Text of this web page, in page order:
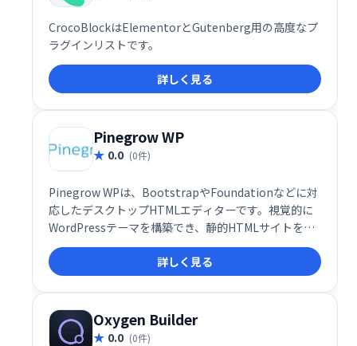
CrocoBlockはElementorとGutenberg用の高度なプ
ラグインリストです。
詳しく見る
Pinegrow WP
0.0 (0件)
Pinegrow WPは、BootstrapやFoundationなどに対
応したデスクトップHTMLエディターです。視覚的に
WordPressテーマを構築でき、静的HTMLサイトを
WordPressテーマへ変換することも可能です。直感的
な操作で効率的な開発を実現し、WordPressテーマ制
作をスムーズに進められます。様々なフレームワーク
に対応しているため、柔軟性の高い開発が可能です。
詳しく見る
Oxygen Builder
0.0 (0件)